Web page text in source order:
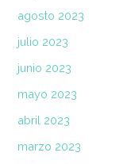
agosto 2023
julio 2023
junio 2023
mayo 2023
abril 2023
marzo 2023